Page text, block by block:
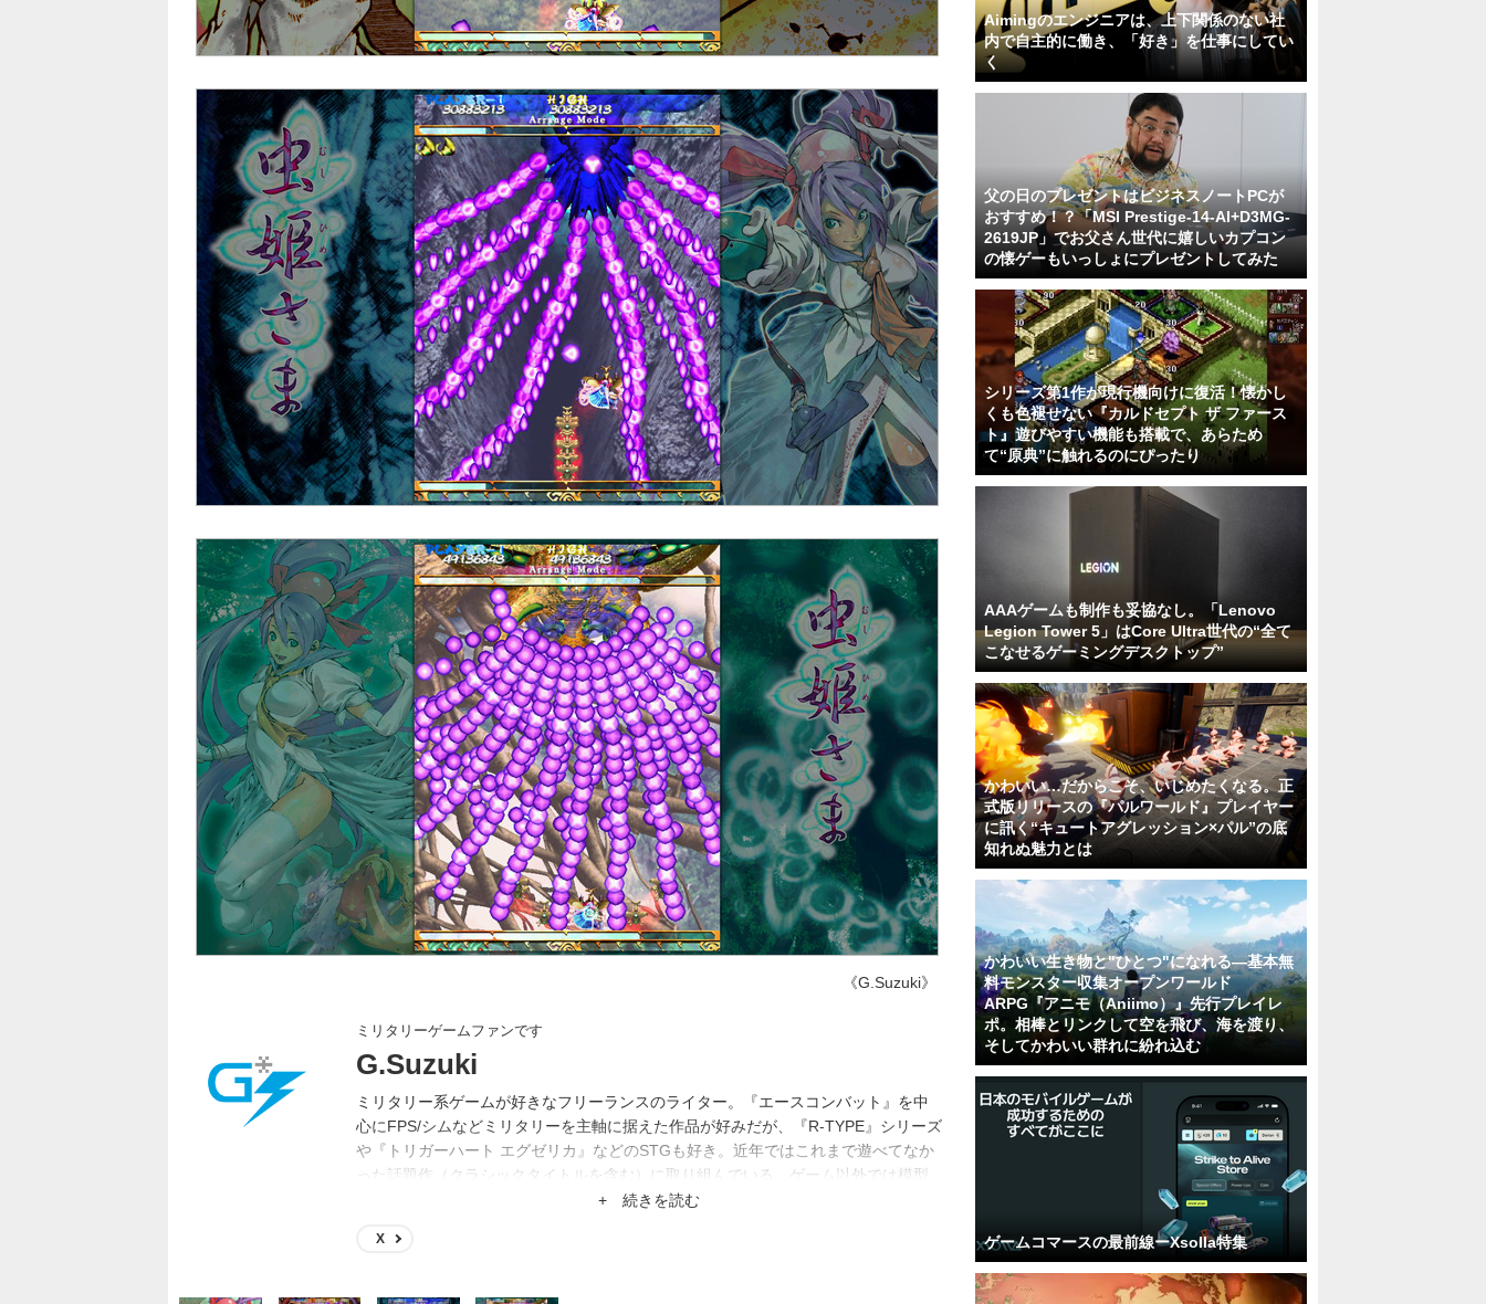
《G.Suzuki》
ミリタリーゲームファンです
G.Suzuki
ミリタリー系ゲームが好きなフリーランスのライター。『エースコンバット』を中
心にFPS/シムなどミリタリーを主軸に据えた作品が好みだが、『R-TYPE』シリーズ
や『トリガーハート エグゼリカ』などのSTGも好き。近年ではこれまで遊べてなか
った話題作（クラシックタイトルを含む）に取り組んでいる。ゲーム以外では模型
作り（ガンプラやスケモ等を問わない）を趣味の一つとしている。
+ 続きを読む
X
Aimingのエンジニアは、上下関係のない社
内で自主的に働き、「好き」を仕事にしてい
く
父の日のプレゼントはビジネスノートPCが
おすすめ！？「MSI Prestige-14-AI+D3MG-
2619JP」でお父さん世代に嬉しいカプコン
の懐ゲーもいっしょにプレゼントしてみた
シリーズ第1作が現行機向けに復活！懐かし
くも色褪せない『カルドセプト ザ ファース
ト』遊びやすい機能も搭載で、あらため
て“原典”に触れるのにぴったり
AAAゲームも制作も妥協なし。「Lenovo
Legion Tower 5」はCore Ultra世代の“全て
こなせるゲーミングデスクトップ”
かわいい…だからこそ、いじめたくなる。正
式版リリースの『パルワールド』プレイヤー
に訊く“キュートアグレッション×パル”の底
知れぬ魅力とは
かわいい生き物と"ひとつ"になれる―基本無
料モンスター収集オープンワールド
ARPG『アニモ（Aniimo）』先行プレイレ
ポ。相棒とリンクして空を飛び、海を渡り、
そしてかわいい群れに紛れ込む
ゲームコマースの最前線ーXsolla特集